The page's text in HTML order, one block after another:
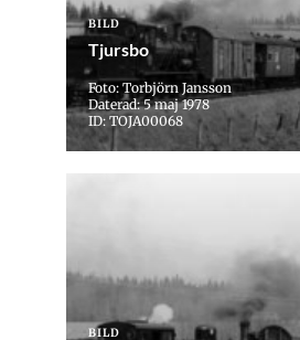
BILD
Tjursbo
Foto: Torbjörn Jansson
Daterad: 5 maj 1978
ID: TOJA00068
BILD